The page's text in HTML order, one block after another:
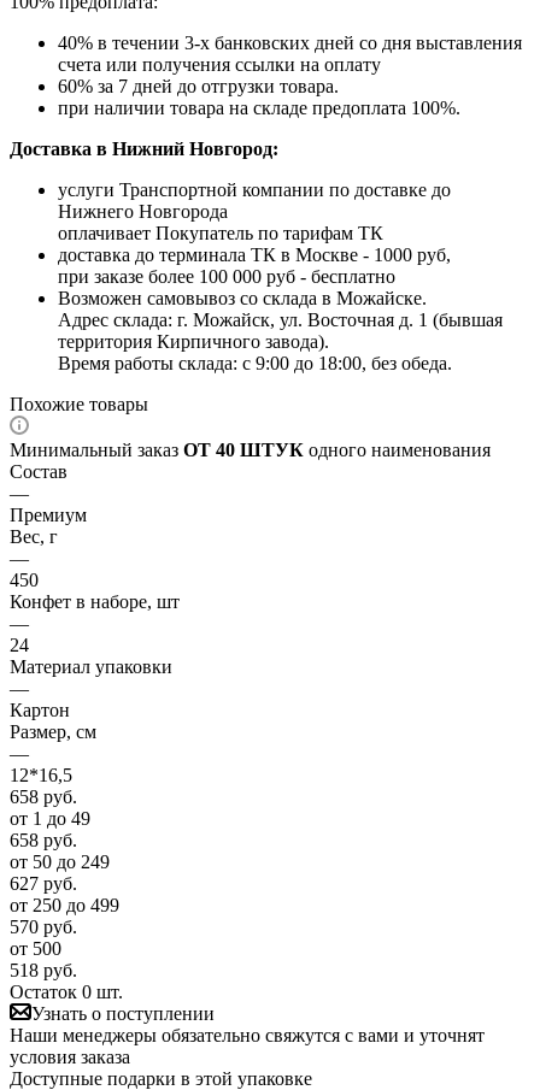
40% в течении 3-х банковских дней со дня выставления
счета или получения ссылки на оплату
60% за 7 дней до отгрузки товара.
при наличии товара на складе предоплата 100%.
Доставка в Нижний Новгород:
услуги Транспортной компании по доставке до
Нижнего Новгорода
оплачивает Покупатель по тарифам ТК
доставка до терминала ТК в Москве - 1000 руб,
при заказе более 100 000 руб - бесплатно
Возможен самовывоз со склада в Можайске.
Адрес склада: г. Можайск, ул. Восточная д. 1 (бывшая
территория Кирпичного завода).
Время работы склада: с 9:00 до 18:00, без обеда.
Похожие товары
Минимальный заказ ОТ 40 ШТУК одного наименования
Состав
—
Премиум
Вес, г
—
450
Конфет в наборе, шт
—
24
Материал упаковки
—
Картон
Размер, см
—
12*16,5
658 руб.
от 1 до 49
658 руб.
от 50 до 249
627 руб.
от 250 до 499
570 руб.
от 500
518 руб.
Остаток 0 шт.
Узнать о поступлении
Наши менеджеры обязательно свяжутся с вами и уточнят
условия заказа
Доступные подарки в этой упаковке